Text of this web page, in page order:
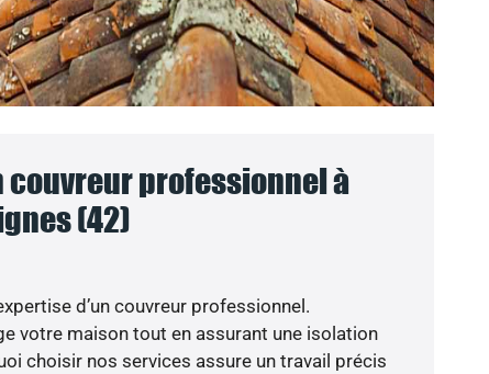
couvreur professionnel à
(42)
d’un couvreur professionnel.
votre maison tout en assurant une isolation
choisir nos services assure un travail précis